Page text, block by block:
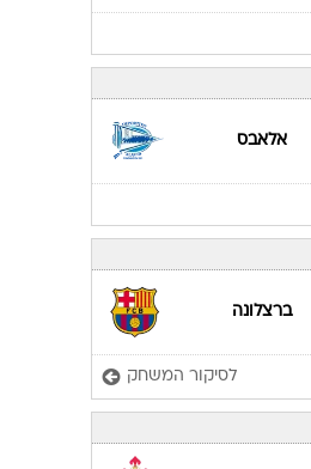
החידה של
ארכיון מדורים
אלאבס
ברצלונה
לסיקור המשחק